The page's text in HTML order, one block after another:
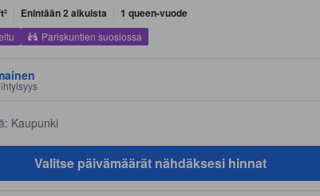
Enintään 2 aikuista 1 queen-vuode
Pariskuntien suosiossa
Kaupunki
Valitse päivämäärät nähdäksesi hinnat